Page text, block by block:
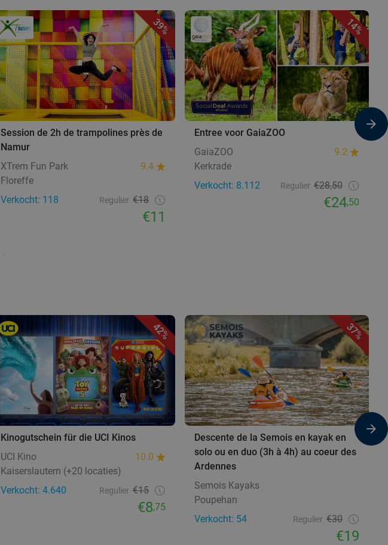
39%
Session de 2h de trampolines près de
Namur
XTrem Fun Park
9.4
Floreffe
Verkocht: 118
Regulier €18
€11
14%
Entree voor GaiaZOO
GaiaZOO
9.2
Kerkrade
Verkocht: 8.112
Regulier €28,50
€24,50
42%
Kinogutschein für die UCI Kinos
UCI Kino
10.0
Kaiserslautern (+20 locaties)
Verkocht: 4.640
Regulier €15
€8,75
37%
Descente de la Semois en kayak en
solo ou en duo (3h à 4h) au coeur des
Ardennes
Semois Kayaks
Poupehan
Verkocht: 54
Regulier €30
€19